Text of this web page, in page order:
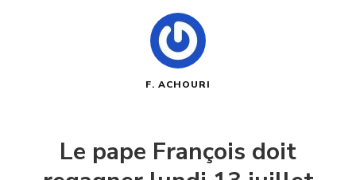
F. ACHOURI
Le pape François doit